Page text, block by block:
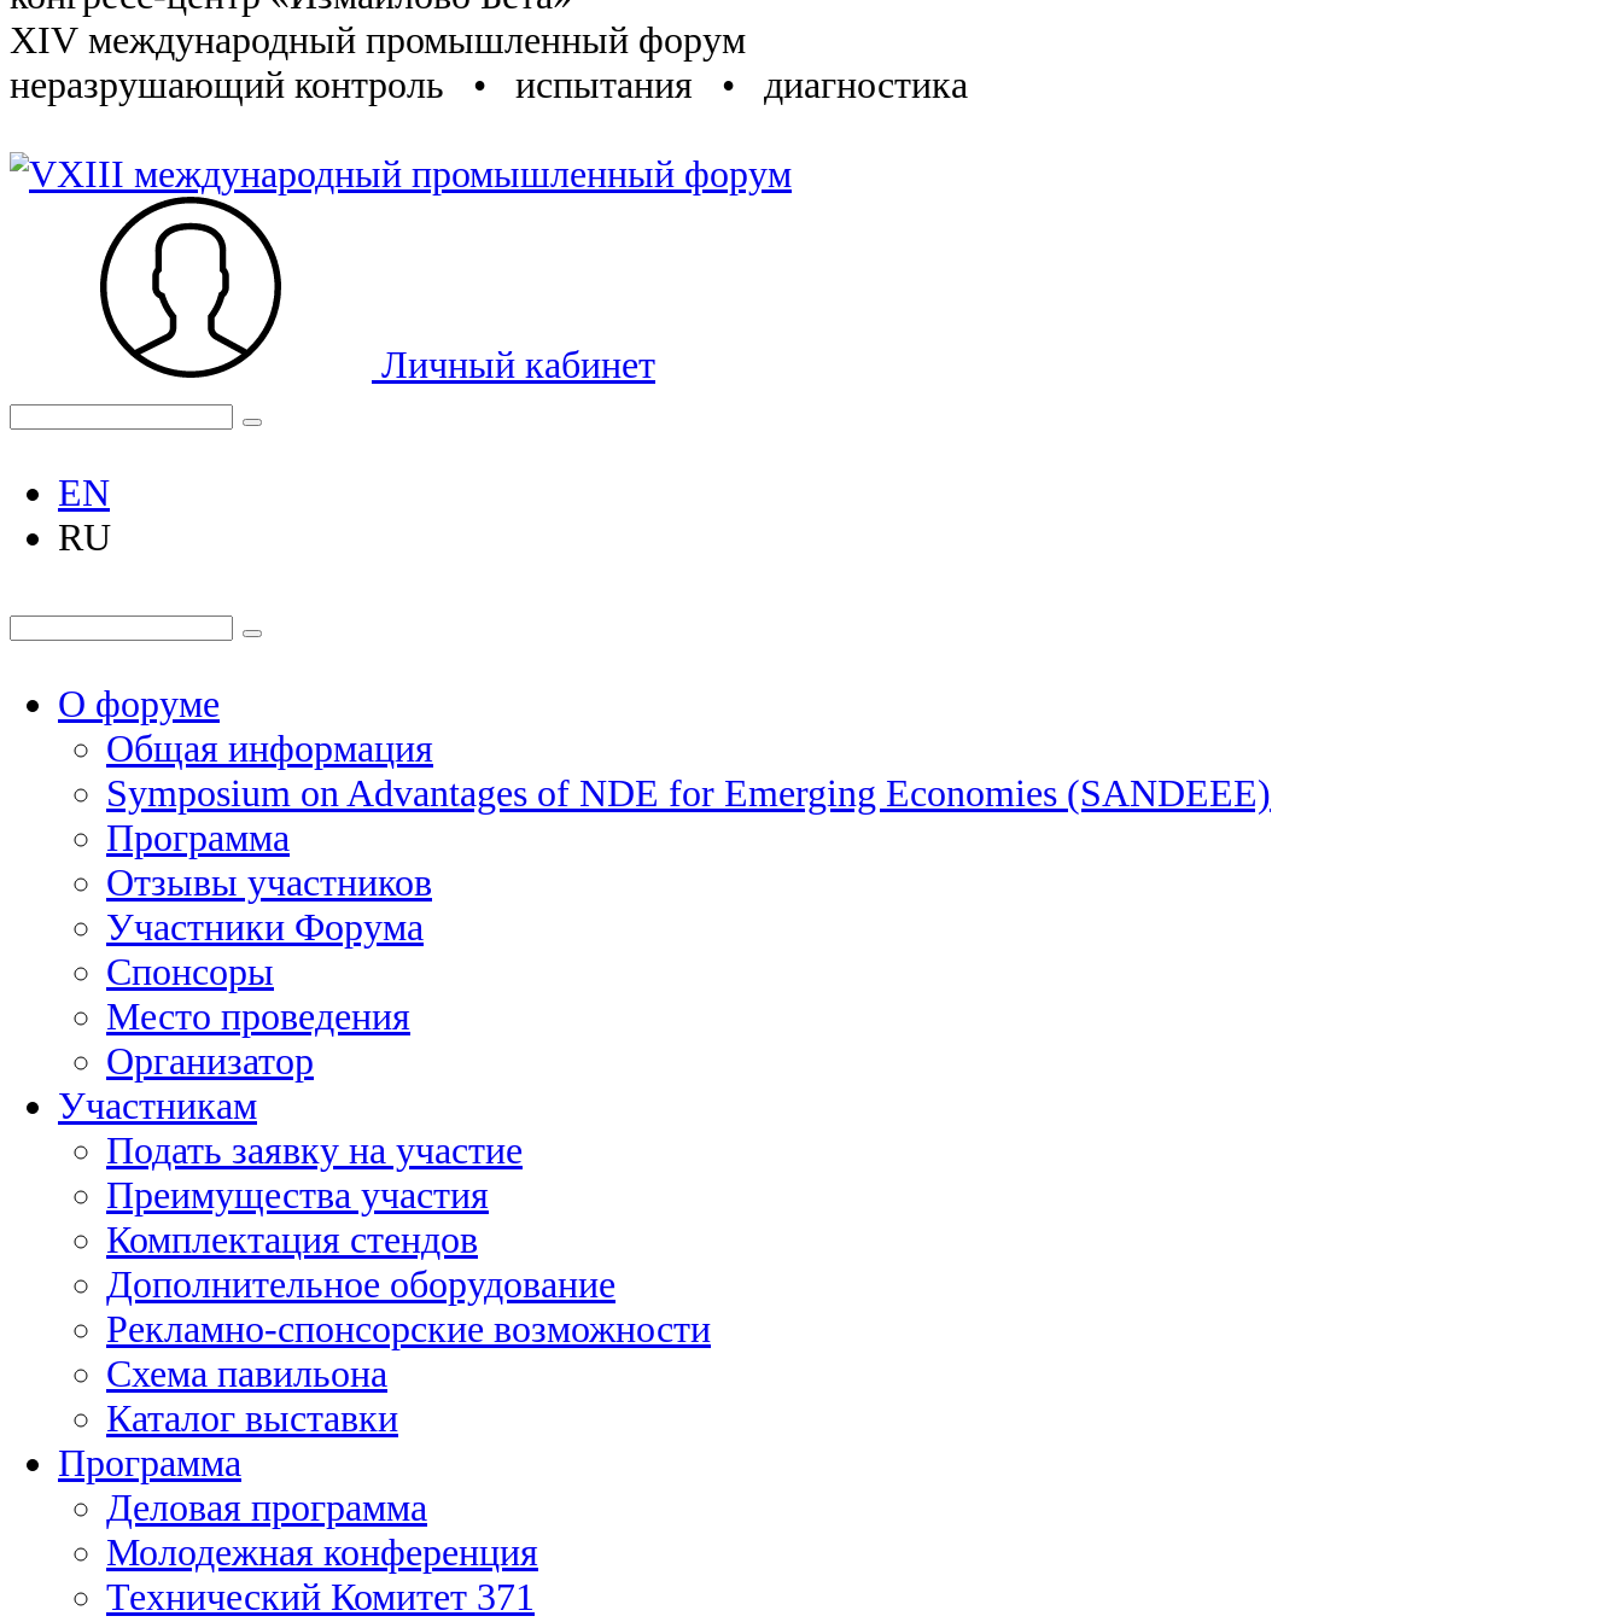
XIV международный промышленный форум
неразрушающий контроль • испытания • диагностика
Личный кабинет
EN
RU
О форуме
Общая информация
Symposium on Advantages of NDE for Emerging Economies (SANDEEE)
Программа
Отзывы участников
Участники Форума
Спонсоры
Место проведения
Организатор
Участникам
Подать заявку на участие
Преимущества участия
Комплектация стендов
Дополнительное оборудование
Рекламно-спонсорские возможности
Схема павильона
Каталог выставки
Программа
Деловая программа
Молодежная конференция
Технический Комитет 371